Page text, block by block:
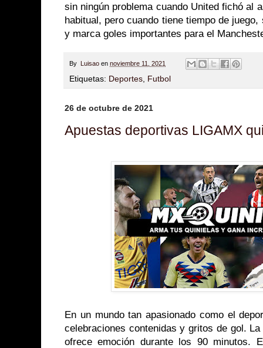
sin ningún problema cuando United fichó al
habitual, pero cuando tiene tiempo de
y marca goles importantes para el
By Luisao en noviembre 11, 2021
Etiquetas: Deportes, Futbol
26 de octubre de 2021
Apuestas deportivas LIGAMX
En un mundo tan apasionado como el
celebraciones contenidas y gritos de gol.
ofrece emoción durante los 90 minutos.